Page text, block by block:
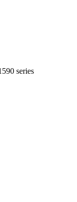
series